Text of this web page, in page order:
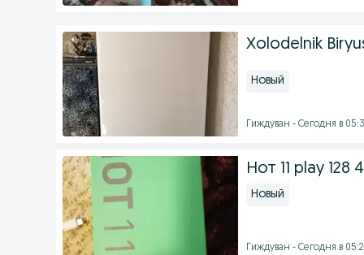
Xolodelnik
Новый
Гиждуван - Сегодня в
Нот 11 play 128 4
Новый
Гиждуван - Сегодня в 05:21